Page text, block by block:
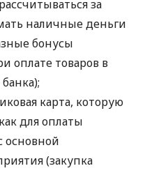
за
наличные деньги
бонусы
оплате товаров в
карта, которую
для оплаты
основной
(закупка